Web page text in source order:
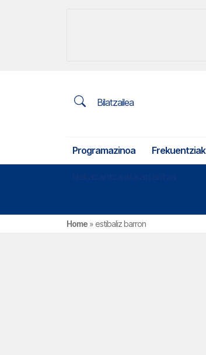
Bilatzailea
Programazinoa Frekuentziak
Home » estibaliz barron